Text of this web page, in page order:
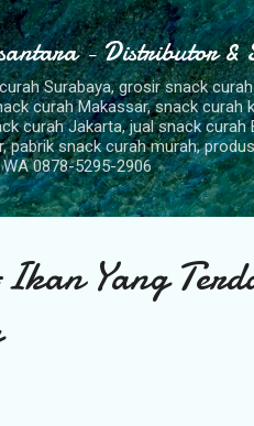
- Distributor &
Surabaya, grosir snack
curah Makassar, snack
curah Jakarta, jual snack
pabrik snack curah murah,
0878-5295-2906
Yang